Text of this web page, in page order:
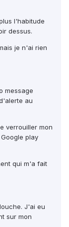
l'habitude
dessus.
je n'ai rien
message
au
verrouiller mon
play
qui m'a fait
J'ai eu
sur mon